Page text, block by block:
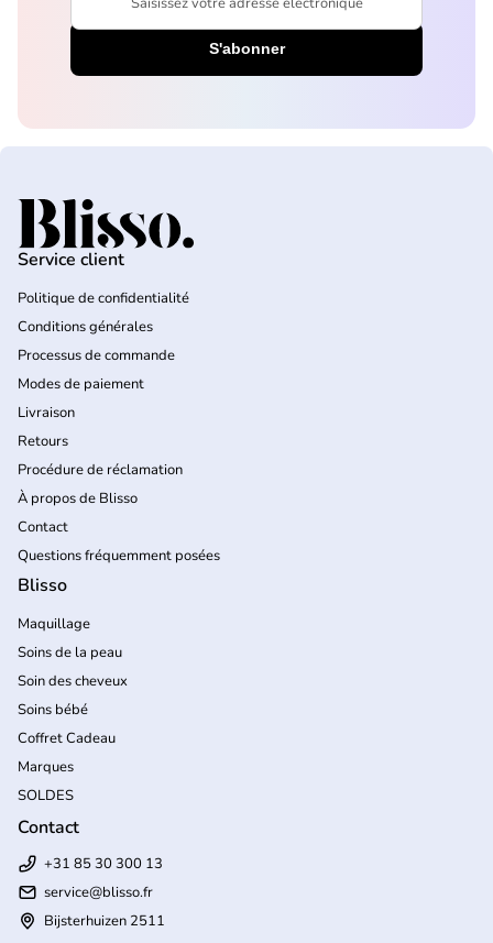
Saisissez votre adresse électronique
Accueil
Service client
Politique de confidentialité
Conditions générales
Processus de commande
Modes de paiement
Livraison
Retours
Procédure de réclamation
À propos de Blisso
Contact
Questions fréquemment posées
Blisso
Maquillage
Soins de la peau
Soin des cheveux
Soins bébé
Coffret Cadeau
Marques
SOLDES
Contact
+31 85 30 300 13
service@blisso.fr
Bijsterhuizen 2511